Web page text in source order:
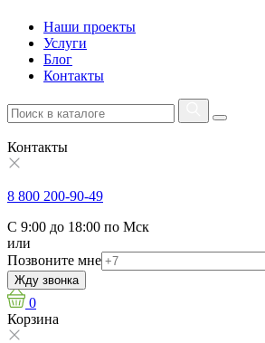
Наши проекты
Услуги
Блог
Контакты
Контакты
8 800 200-90-49
С 9:00 до 18:00 по Мск
или
Позвоните мне
Жду звонка
0
Корзина